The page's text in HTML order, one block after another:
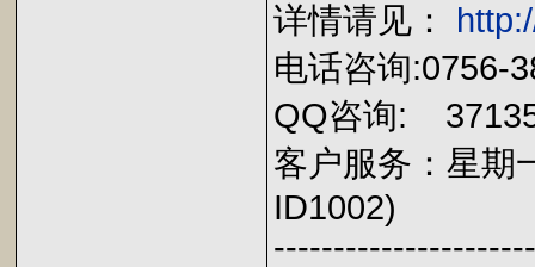
详情请见：
电话咨询:0756-
QQ咨询:
客户服务：星期
ID1002)